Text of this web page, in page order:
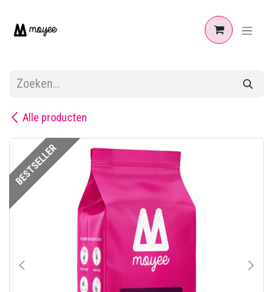
Alle producten
BESTSELLER